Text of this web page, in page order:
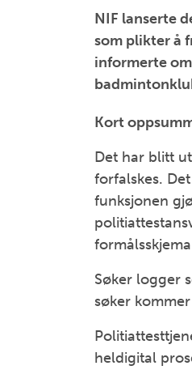
NIF lanserte
som plikter å
informerte
Kort
Det har blitt
forfalskes.
funksjonen
Søker logger
søker
heldigital